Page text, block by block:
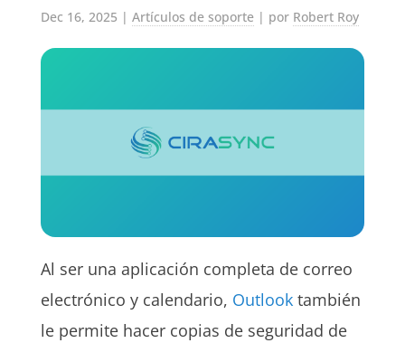
Dec 16, 2025 | Artículos de soporte| por Robert Roy
Al ser una aplicación completa de correo
electrónico y calendario, Outlooktambién
le permite hacer copias de seguridad de